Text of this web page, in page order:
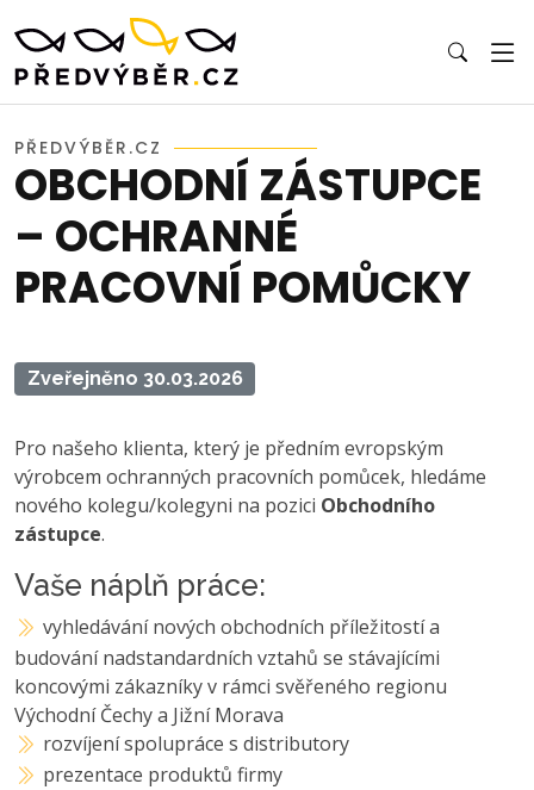
PŘEDVÝBĚR.CZ
OBCHODNÍ ZÁSTUPCE
– OCHRANNÉ
PRACOVNÍ POMŮCKY
Zveřejněno 30.03.2026
Pro našeho klienta, který je předním evropským
výrobcem ochranných pracovních pomůcek, hledáme
nového kolegu/kolegyni na pozici Obchodního
zástupce.
Vaše náplň práce:
vyhledávání nových obchodních příležitostí a
budování nadstandardních vztahů se stávajícími
koncovými zákazníky v rámci svěřeného regionu
Východní Čechy a Jižní Morava
rozvíjení spolupráce s distributory
prezentace produktů firmy